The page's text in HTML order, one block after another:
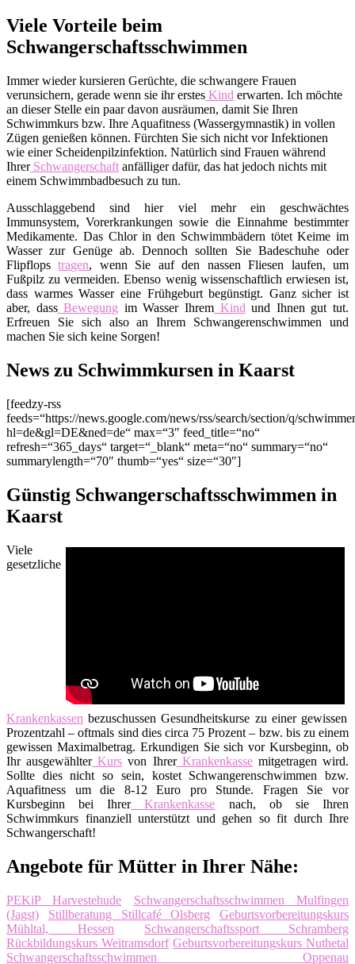
Viele Vorteile beim
Schwangerschaftsschwimmen
Immer wieder kursieren Gerüchte, die schwangere Frauen
verunsichern, gerade wenn sie ihr erstes Kind erwarten. Ich möchte
an dieser Stelle ein paar davon ausräumen, damit Sie Ihren
Schwimmkurs bzw. Ihre Aquafitness (Wassergymnastik) in vollen
Zügen genießen können. Fürchten Sie sich nicht vor Infektionen
wie einer Scheidenpilzinfektion. Natürlich sind Frauen während
IhrerSchwangerschaft anfälliger dafür, das hat jedoch nichts mit
einem Schwimmbadbesuch zu tun.
Ausschlaggebend sind hier viel mehr ein geschwächtes
Immunsystem, Vorerkrankungen sowie die Einnahme bestimmter
Medikamente. Das Chlor in den Schwimmbädern tötet Keime im
Wasser zur Genüge ab. Dennoch sollten Sie Badeschuhe oder
Flipflopstragen, wenn Sie auf den nassen Fliesen laufen, um
Fußpilz zu vermeiden. Ebenso wenig wissenschaftlich erwiesen ist,
dass warmes Wasser eine Frühgeburt begünstigt. Ganz sicher ist
aber, dassBewegung im Wasser Ihrem Kind und Ihnen gut tut.
Erfreuen Sie sich also an Ihrem Schwangerenschwimmen und
machen Sie sich keine Sorgen!
News zu Schwimmkursen in Kaarst
[feedzy-rss
feeds=“https://news.google.com/news/rss/search/section/q/
hl=de&gl=DE&ned=de“ max=“3″ feed_title=“no“
refresh=“365_days“ target=“_blank“ meta=“no“ summary=“no“
summarylength=“70″ thumb=“yes“ size=“30″]
Günstig Schwangerschaftsschwimmen in
Kaarst
Viele
gesetzliche
Krankenkassen bezuschussen Gesundheitskurse zu einer gewissen
Prozentzahl – oftmals sind dies circa 75 Prozent – bzw. bis zu einem
gewissen Maximalbetrag. Erkundigen Sie sich vor Kursbeginn, ob
Ihr ausgewählterKurs von IhrerKrankenkassemitgetragen wird.
Sollte dies nicht so sein, kostet Schwangerenschwimmen bzw.
Aquafitness um die 8-12 Euro pro Stunde. Fragen Sie vor
Kursbeginn bei IhrerKrankenkasse nach, ob sie Ihren
Schwimmkurs finanziell unterstützt und gehen so fit durch Ihre
Schwangerschaft!
Angebote für Mütter in Ihrer Nähe:
PEKiP Harvestehude
Schwangerschaftsschwimmen Mulfingen
(Jagst)
Stillberatung Stillcafé Olsberg
Geburtsvorbereitungskurs
Mühltal, Hessen
Schwangerschaftssport Schramberg
Rückbildungskurs Weitramsdorf Geburtsvorbereitungskurs Nuthetal
Schwangerschaftsschwimmen Oppenau